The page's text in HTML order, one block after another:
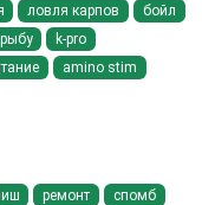
ловля карпов
бойл
k-pro
amino stim
ремонт
спомб